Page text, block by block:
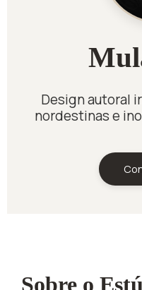
Design autoral
nordestinas e
Sobre o